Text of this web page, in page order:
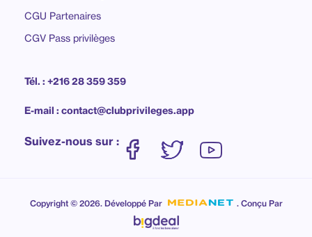
CGU Partenaires
CGV Pass privilèges
Tél. : +216 28 359 359
E-mail : contact@clubprivileges.app
Suivez-nous sur :
Copyright © 2026. Développé Par . Conçu Par